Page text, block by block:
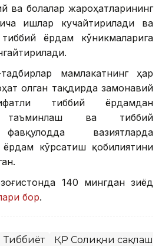
ва болалар жароҳатларининг
ишлар кучайтирилади ва
ёрдам кўникмаларига
мамлакатнинг ҳар
олган тақдирда замонавий
тиббий ёрдамдан
таъминлаш ва тиббий
вазиятларда
кўрсатиш қобилиятини
140 мингдан зиёд
бор.
Тиббиёт ҚР Соғлиқни сақлаш